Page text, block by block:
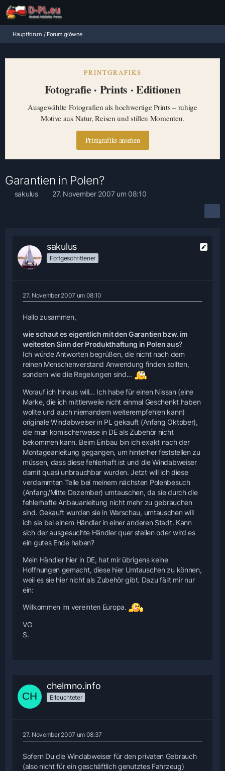
Hauptforum / Forum główne
PRINTGRAFIKS
Fotografie · Prints · Editionen
Ausgewählte Fotografien als hochwertige Prints – ruhige
Motive aus Natur, Reisen und stillen Momenten.
Printgrafiks ansehen
Garantien in Polen?
sakulus 27. November 2007 um 08:10
sakulus
Fortgeschrittener
27. November 2007 um 08:10
Hallo zusammen,
wie schaut es eigentlich mit den Garantien bzw. im
weitesten Sinn der Produkthaftung in Polen aus?
Ich würde Antworten begrüßen, die nicht nach dem
reinen Menschenverstand Anwendung finden sollten,
sondern wie die Regelungen sind...
Worauf ich hinaus will... Ich habe für einen Nissan (eine
Marke, die ich mittlerweile nicht einmal Geschenkt haben
wollte und auch niemandem weiterempfehlen kann)
originale Windabweiser in PL gekauft (Anfang Oktober),
die man komischerweise in DE als Zubehör nicht
bekommen kann. Beim Einbau bin ich exakt nach der
Montageanleitung gegangen, um hinterher feststellen zu
müssen, dass diese fehlerhaft ist und die Windabweiser
damit quasi unbrauchbar wurden. Jetzt will ich diese
verdammten Teile bei meinem nächsten Polenbesuch
(Anfang/Mitte Dezember) umtauschen, da sie durch die
fehlerhafte Anbauanleitung nicht mehr zu gebrauchen
sind. Gekauft wurden sie in Warschau, umtauschen will
ich sie bei einem Händler in einer anderen Stadt. Kann
sich der ausgesuchte Händler quer stellen oder wird es
ein gutes Ende haben?
Mein Händler hier in DE, hat mir übrigens keine
Hoffnungen gemacht, diese hier Umtauschen zu können,
weil es sie hier nicht als Zubehör gibt. Dazu fällt mir nur
ein:
Willkommen im vereinten Europa.
VG
S.
chelmno.info
Erleuchteter
27. November 2007 um 08:37
Sofern Du die Windabweiser für den privaten Gebrauch
(also nicht für ein geschäftlich genutztes Fahrzeug)